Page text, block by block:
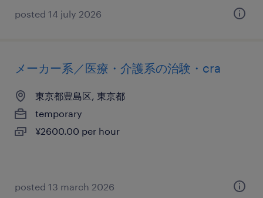
posted 14 july 2026
メーカー系／医療・介護系の治験・cra
東京都豊島区, 東京都
temporary
¥2600.00 per hour
posted 13 march 2026